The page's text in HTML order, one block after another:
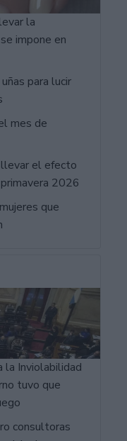
la
impone en
para lucir
mes de
llevar el efecto
2026
que
la Inviolabilidad
tuvo que
consultoras